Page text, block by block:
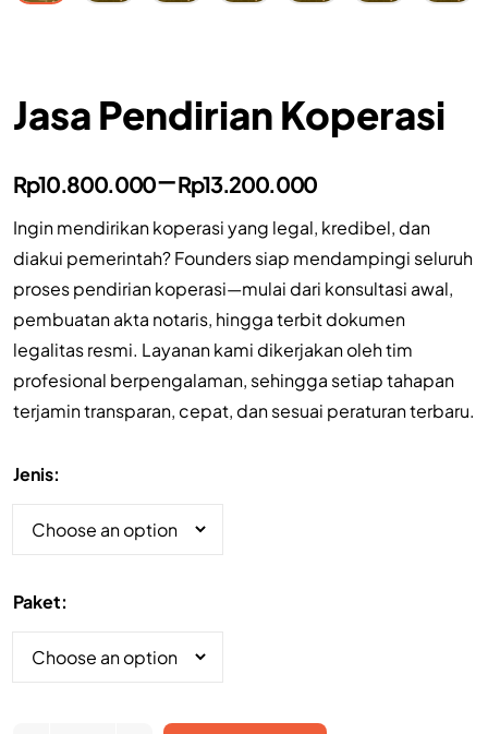
Jasa Pendirian Koperasi
Rp10.800.000–Rp13.200.000
Ingin mendirikan koperasi yang legal, kredibel, dan
diakui pemerintah? Founders siap mendampingi seluruh
proses pendirian koperasi—mulai dari konsultasi awal,
pembuatan akta notaris, hingga terbit dokumen
legalitas resmi. Layanan kami dikerjakan oleh tim
profesional berpengalaman, sehingga setiap tahapan
terjamin transparan, cepat, dan sesuai peraturan terbaru.
Jenis
Paket